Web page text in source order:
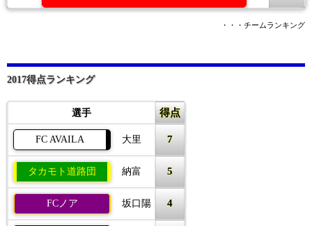
・・・チームランキング
2017得点ランキング
選手 得点
FC AVAILA 大里 7
タカモト道路団 納富 5
FCノア 坂口陽 4